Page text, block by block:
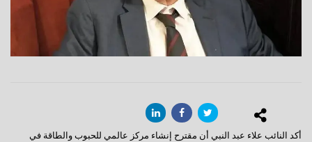
أكد النائب علاء عبد النبي أن مقترح إنشاء مركز عالمي للحبوب والطاقة في